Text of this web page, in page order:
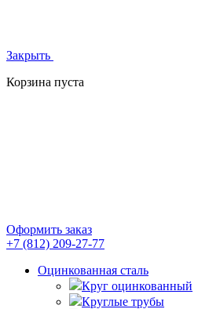
Закрыть
Корзина пуста
Оформить заказ
+7 (812) 209-27-77
Оцинкованная сталь
Круг оцинкованный
Круглые трубы